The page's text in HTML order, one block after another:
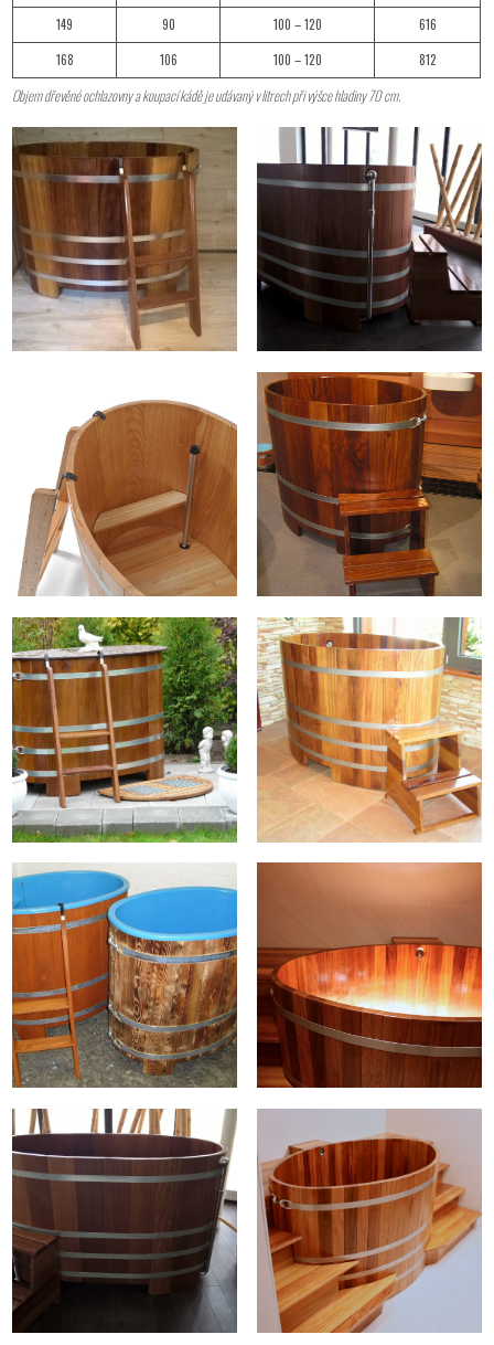
149
90 100 – 120
616
168
106 100 – 120 812
Objem dřevěné ochlazovny a koupací kádě je udávaný v litrech při výšce hladiny 70 cm.